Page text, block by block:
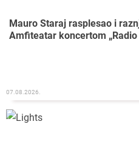
Mauro Staraj rasplesao i
Amfiteatar koncertom „Radio
07.08.2026.